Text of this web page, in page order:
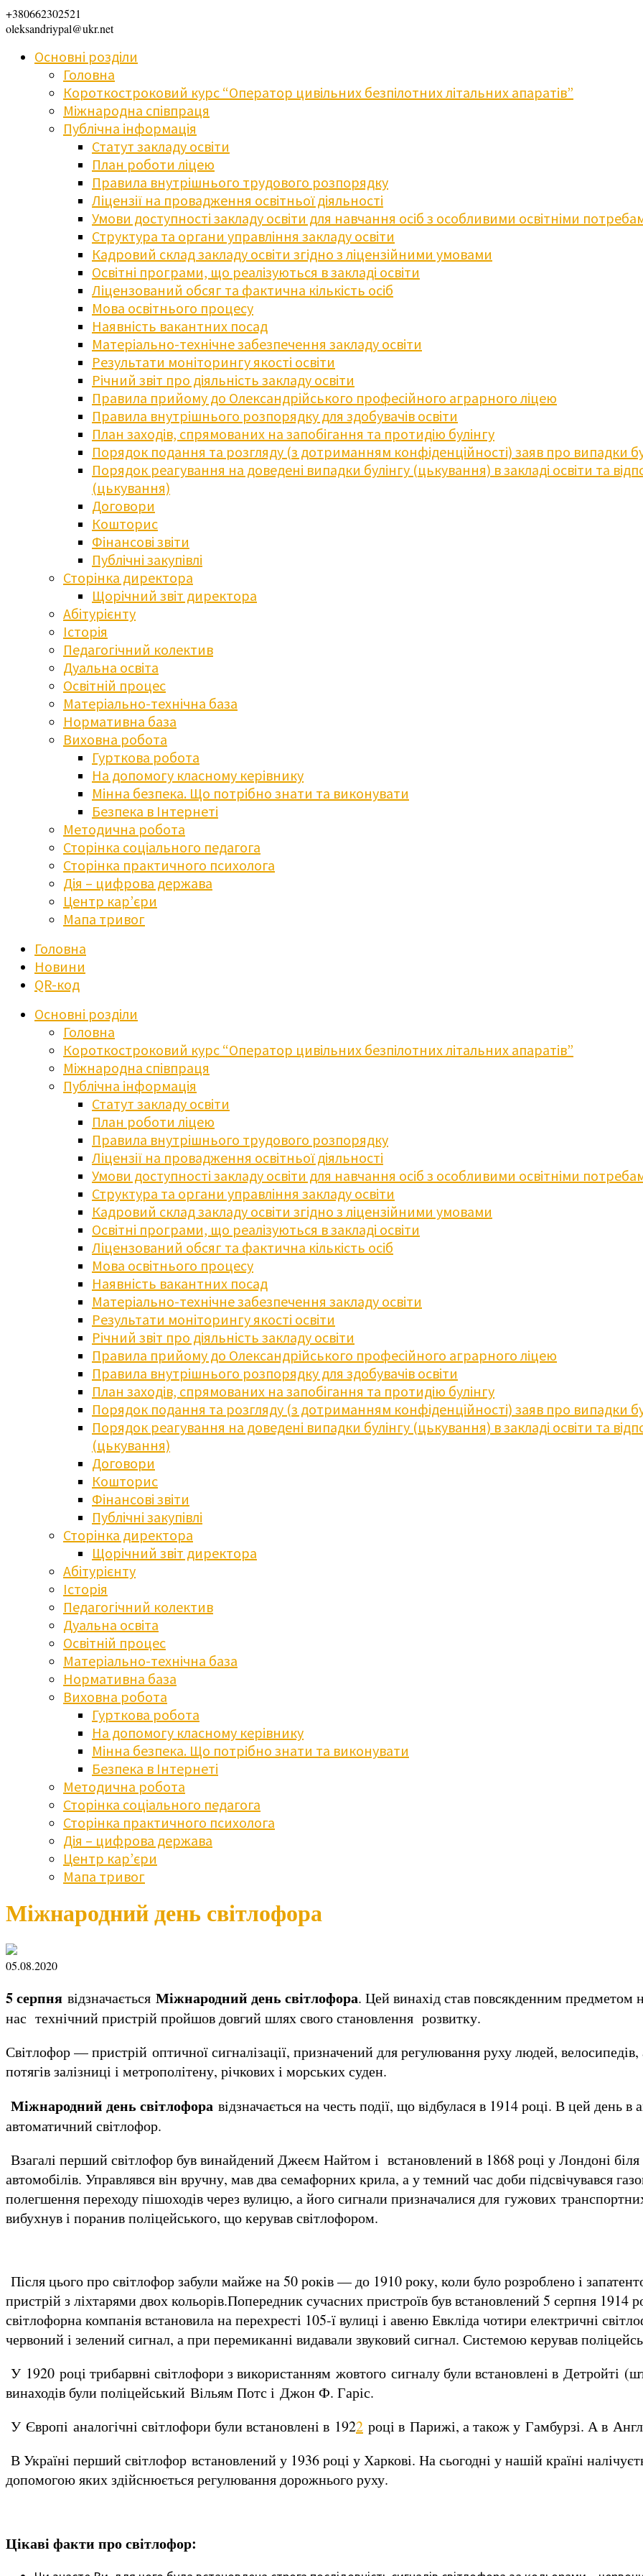
+380662302521
oleksandriypal@ukr.net
Основні розділи
Головна
Короткостроковий курс “Оператор цивільних безпілотних літальних апаратів”
Міжнародна співпраця
Публічна інформація
Статут закладу освіти
План роботи ліцею
Правила внутрішнього трудового розпорядку
Ліцензії на провадження освітньої діяльності
Умови доступності закладу освіти для навчання осіб з особливими освітніми
Структура та органи управління закладу освіти
Кадровий склад закладу освіти згідно з ліцензійними умовами
Освітні програми, що реалізуються в закладі освіти
Ліцензований обсяг та фактична кількість осіб
Мова освітнього процесу
Наявність вакантних посад
Матеріально-технічне забезпечення закладу освіти
Результати моніторингу якості освіти
Річний звіт про діяльність закладу освіти
Правила прийому до Олександрійського професійного аграрного ліцею
Правила внутрішнього розпорядку для здобувачів освіти
План заходів, спрямованих на запобігання та протидію булінгу
Порядок подання та розгляду (з дотриманням конфіденційності) заяв про випадки
Порядок реагування на доведені випадки булінгу (цькування) в закладі освіти та
(цькування)
Договори
Кошторис
Фінансові звіти
Публічні закупівлі
Сторінка директора
Щорічний звіт директора
Абітурієнту
Історія
Педагогічний колектив
Дуальна освіта
Освітній процес
Матеріально-технічна база
Нормативна база
Виховна робота
Гурткова робота
На допомогу класному керівнику
Мінна безпека. Що потрібно знати та виконувати
Безпека в Інтернеті
Методична робота
Сторінка соціального педагога
Сторінка практичного психолога
Дія – цифрова держава
Центр кар’єри
Мапа тривог
Головна
Новини
QR-код
Основні розділи
Головна
Короткостроковий курс “Оператор цивільних безпілотних літальних апаратів”
Міжнародна співпраця
Публічна інформація
Статут закладу освіти
План роботи ліцею
Правила внутрішнього трудового розпорядку
Ліцензії на провадження освітньої діяльності
Умови доступності закладу освіти для навчання осіб з особливими освітніми
Структура та органи управління закладу освіти
Кадровий склад закладу освіти згідно з ліцензійними умовами
Освітні програми, що реалізуються в закладі освіти
Ліцензований обсяг та фактична кількість осіб
Мова освітнього процесу
Наявність вакантних посад
Матеріально-технічне забезпечення закладу освіти
Результати моніторингу якості освіти
Річний звіт про діяльність закладу освіти
Правила прийому до Олександрійського професійного аграрного ліцею
Правила внутрішнього розпорядку для здобувачів освіти
План заходів, спрямованих на запобігання та протидію булінгу
Порядок подання та розгляду (з дотриманням конфіденційності) заяв про випадки
Порядок реагування на доведені випадки булінгу (цькування) в закладі освіти та
(цькування)
Договори
Кошторис
Фінансові звіти
Публічні закупівлі
Сторінка директора
Щорічний звіт директора
Абітурієнту
Історія
Педагогічний колектив
Дуальна освіта
Освітній процес
Матеріально-технічна база
Нормативна база
Виховна робота
Гурткова робота
На допомогу класному керівнику
Мінна безпека. Що потрібно знати та виконувати
Безпека в Інтернеті
Методична робота
Сторінка соціального педагога
Сторінка практичного психолога
Дія – цифрова держава
Центр кар’єри
Мапа тривог
Міжнародний день світлофора
05.08.2020
5 серпня відзначається Міжнародний день світлофора. Цей винахiд став повсякденним предметом
нас технічний пристрiй пройшов довгий шлях свого становлення розвитку.
Світлофор — пристрій оптичної сигналізації, призначений для регулювання руху людей,
потягів залізниці і метрополітену, річкових і морських суден.
Міжнародний день світлофора вiдзначається на честь події, що відбулася в 1914 році. В цей день
автоматичний світлофор.
Взагалi перший світлофор був винайдений Джеєм Найтом і встановлений в 1868 році у Лондоні
автомобілів. Управлявся він вручну, мав два семафорних крила, а у темний час доби підсвічувався
полегшення переходу пішоходів через вулицю, а його сигнали призначалися для гужових
вибухнув і поранив поліцейського, що керував світлофором.
Після цього про світлофор забули майже на 50 років — до 1910 року, коли було розроблено і
пристрій з ліхтарями двох кольорів.Попередник сучасних пристроїв був встановлений 5 серпня
світлофорна компанія встановила на перехресті 105-ї вулиці і авеню Евкліда чотири електричні
червоний і зелений сигнал, а при перемиканні видавали звуковий сигнал. Системою керував
У 1920 році трибарвні світлофори з використанням жовтого сигналу були встановлені в
винаходів були поліцейський Вільям Потс і Джон Ф. Гаріс.
У Європі аналогічні світлофори були встановлені в 1922 році в Парижі, а також у Гамбурзі. А в
В Україні перший світлофор встановлений у 1936 році у Харкові. На сьогодні у нашій країні
допомогою яких здійснюється регулювання дорожнього руху.
Цікаві факти про світлофор: